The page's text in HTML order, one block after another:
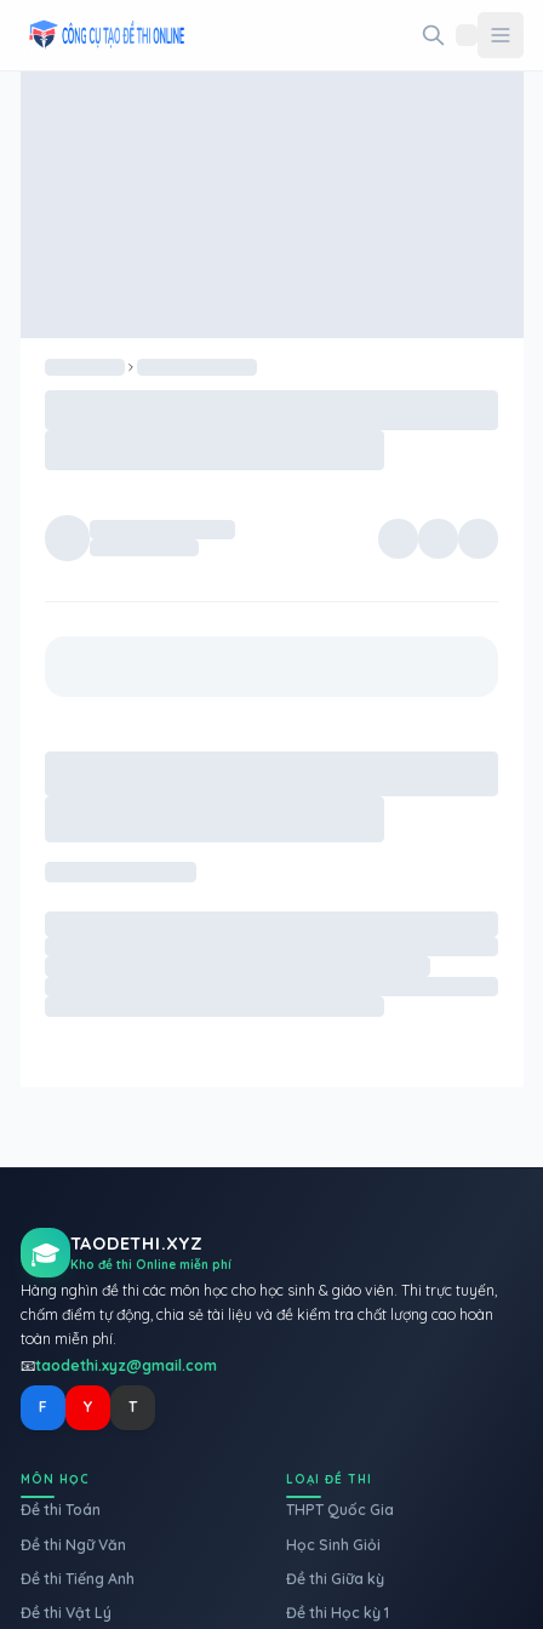
🎓 TAODETHI.XYZ
Kho đề thi Online miễn phí
Hàng nghìn đề thi các môn học cho học sinh & giáo viên. Thi trực tuyến,
chấm điểm tự động, chia sẻ tài liệu và đề kiểm tra chất lượng cao hoàn
toàn miễn phí.
📧taodethi.xyz@gmail.com
F Y T
MÔN HỌC
Đề thi Toán
Đề thi Ngữ Văn
Đề thi Tiếng Anh
Đề thi Vật Lý
LOẠI ĐỀ THI
THPT Quốc Gia
Học Sinh Giỏi
Đề thi Giữa kỳ
Đề thi Học kỳ 1